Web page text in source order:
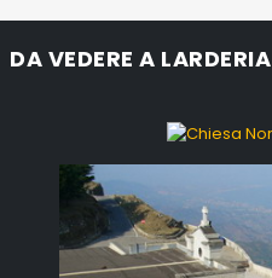
DA VEDERE A LARDERIA